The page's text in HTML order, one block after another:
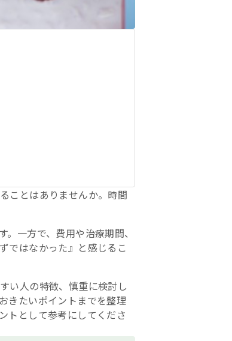
ことはありませんか。時間
一方で、費用や治療期間、
ではなかった』と感じるこ
い人の特徴、慎重に検討し
きたいポイントまでを整理
トとして参考にしてくださ